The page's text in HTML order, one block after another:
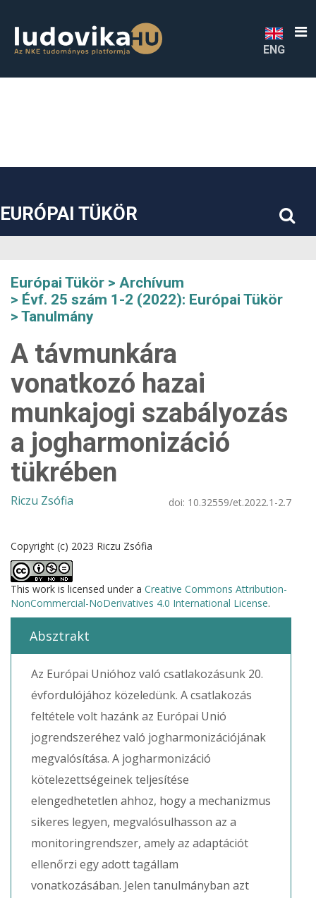
##plugins.themes.bootstrap3.accessible_menu.sidebar##
ENG
EURÓPAI TÜKÖR
Európai Tükör
Archívum
Évf. 25 szám 1-2 (2022): Európai Tükör
Tanulmány
A távmunkára
vonatkozó hazai
munkajogi szabályozás
a jogharmonizáció
tükrében
Riczu Zsófia doi: 10.32559/et.2022.1-2.7
Copyright (c) 2023 Riczu Zsófia
This work is licensed under a Creative Commons Attribution-
NonCommercial-NoDerivatives 4.0 International License.
Absztrakt
Az Európai Unióhoz való csatlakozásunk 20.
évfordulójához közeledünk. A csatlakozás
feltétele volt hazánk az Európai Unió
jogrendszeréhez való jogharmonizációjának
megvalósítása. A jogharmonizáció
kötelezettségeinek teljesítése
elengedhetetlen ahhoz, hogy a mechanizmus
sikeres legyen, megvalósulhasson az a
monitoringrendszer, amely az adaptációt
ellenőrzi egy adott tagállam
vonatkozásában. Jelen tanulmányban azt